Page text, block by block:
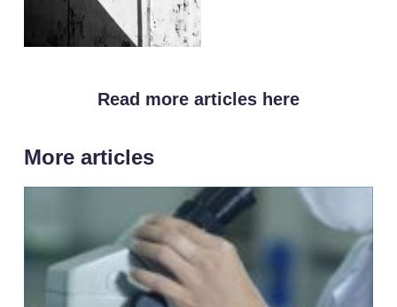
Read more articles here
More articles